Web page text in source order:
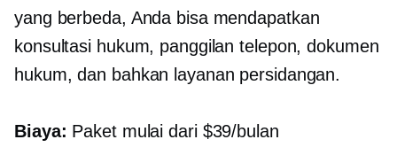
yang berbeda, Anda bisa mendapatkan
konsultasi hukum, panggilan telepon, dokumen
hukum, dan bahkan layanan persidangan.
Biaya: Paket mulai dari $39/bulan